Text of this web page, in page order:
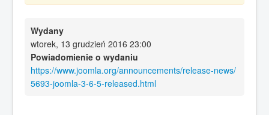
Wydany
wtorek, 13 grudzień 2016 23:00
Powiadomienie o wydaniu
https://www.joomla.org/announcements/release-news/
5693-joomla-3-6-5-released.html